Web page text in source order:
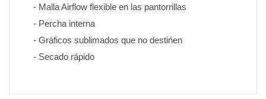
- Malla Airflow flexible en las pantorrillas
- Percha interna
- Gráficos sublimados que no destińen
- Secado rápido